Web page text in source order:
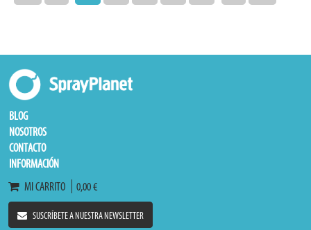
BLOG
NOSOTROS
CONTACTO
INFORMACIÓN
MI CARRITO
0,00 €
SUSCRÍBETE A NUESTRA NEWSLETTER